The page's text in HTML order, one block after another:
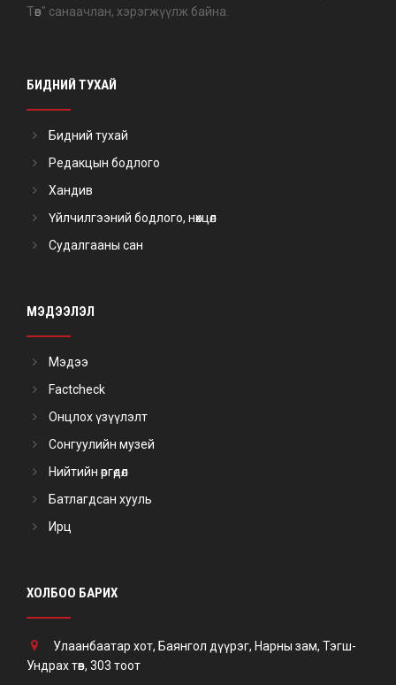
Төв" санаачлан, хэрэгжүүлж байна.
БИДНИЙ ТУХАЙ
Бидний тухай
Редакцын бодлого
Хандив
Үйлчилгээний бодлого, нөхцөл
Судалгааны сан
МЭДЭЭЛЭЛ
Мэдээ
Factcheck
Онцлох үзүүлэлт
Сонгуулийн музей
Нийтийн өргөдөл
Батлагдсан хууль
Ирц
ХОЛБОО БАРИХ
Улаанбаатар хот, Баянгол дүүрэг, Нарны зам, Тэгш-
Ундрах төв, 303 тоот